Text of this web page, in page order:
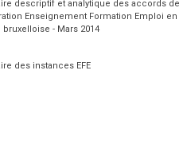
descriptif et analytique des accords de
Enseignement Formation Emploi en
bruxelloise - Mars 2014
des instances EFE